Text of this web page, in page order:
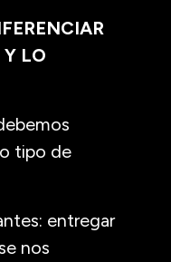
Y LO
tipo de
entregar
nos